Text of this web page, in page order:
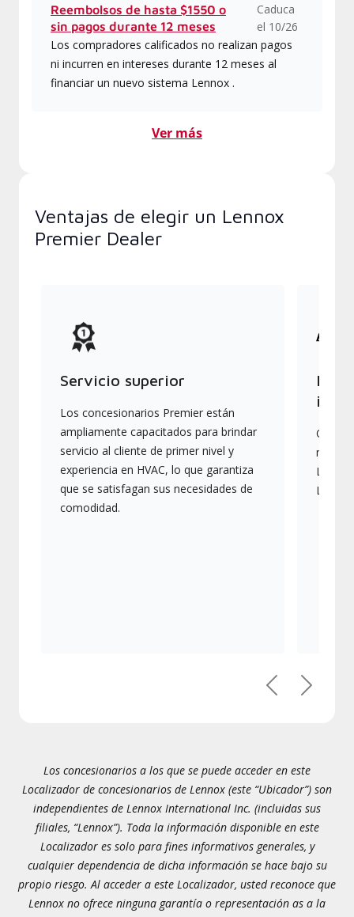
Reembolsos de hasta $1550 o
sin pagos durante 12 meses
Caduca
el 10/26
Los compradores calificados no realizan pagos
ni incurren en intereses durante 12 meses al
financiar un nuevo sistema Lennox .
Ver más
Ventajas de elegir un Lennox
Premier Dealer
Servicio superior
Los concesionarios Premier están
ampliamente capacitados para brindar
servicio al cliente de primer nivel y
experiencia en HVAC, lo que garantiza
que se satisfagan sus necesidades de
comodidad.
más
Anterior
Los concesionarios a los que se puede acceder en este
Localizador de concesionarios de Lennox (este “Ubicador”) son
independientes de Lennox International Inc. (incluidas sus
filiales, “Lennox”). Toda la información disponible en este
Localizador es solo para fines informativos generales, y
cualquier dependencia de dicha información se hace bajo su
propio riesgo. Al acceder a este Localizador, usted reconoce que
Lennox no ofrece ninguna garantía o representación as a la